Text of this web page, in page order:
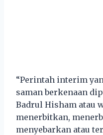
“Perintah interim
saman berkenaan
Badrul Hisham atau
menerbitkan,
menyebarkan atau